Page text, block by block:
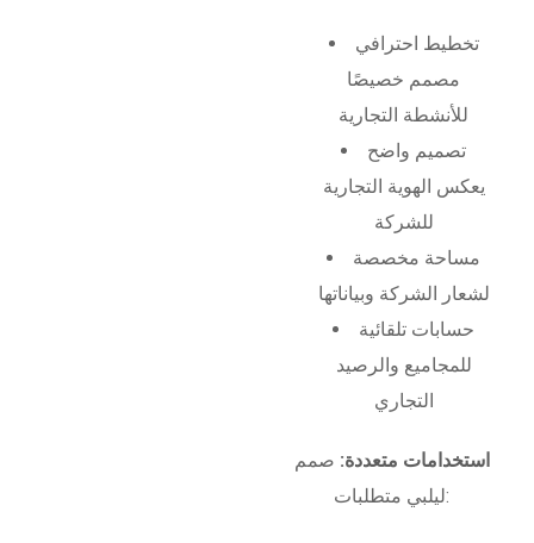
تخطيط احترافي
مصمم خصيصًا
للأنشطة التجارية
تصميم واضح
يعكس الهوية التجارية
للشركة
مساحة مخصصة
لشعار الشركة وبياناتها
حسابات تلقائية
للمجاميع والرصيد
التجاري
استخدامات متعددة: صمم
ليلبي متطلبات: